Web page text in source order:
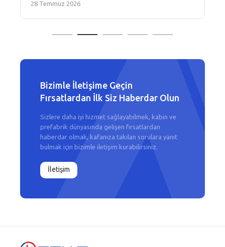
28 Temmuz 2026
Bizimle İletişime Geçin
Fırsatlardan İlk Siz Haberdar Olun
Sizlere daha iyi hizmet sağlayabilmek, kabin ve
prefabrik dünyasında gelişen fırsatlardan
haberdar olmak, kafanıza takılan sorulara yanıt
bulmak için bizimle iletişim kurabilirsiniz.
İletişim